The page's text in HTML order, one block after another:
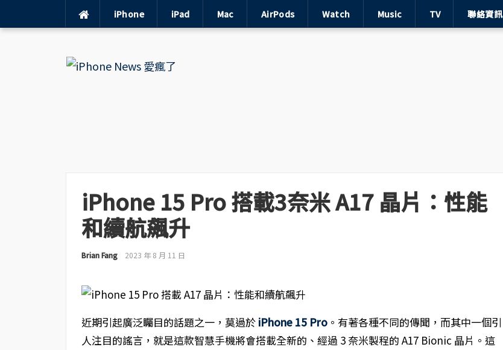
iPhone iPad Mac AirPods Watch Music TV 聯絡資訊
iPhone 15 Pro 搭載3奈米 A17 晶片：性能
和續航飆升
Brian Fang 2023 年 8 月 11 日
近期引起廣泛矚目的話題之一，莫過於 iPhone 15 Pro。有著各種不同的傳聞，而其中一個引
人注目的謠言，就是這款智慧手機將會搭載全新的、經過 3 奈米製程的 A17 Bionic 晶片。這